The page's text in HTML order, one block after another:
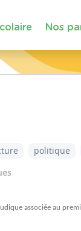
Nos
politique
associée au